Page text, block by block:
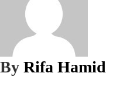
By Rifa Hamid